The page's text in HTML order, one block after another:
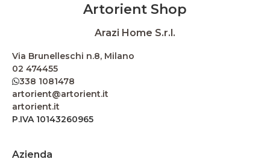
Artorient Shop
Arazi Home S.r.l.
Via Brunelleschi n.8, Milano
02 474455
338 1081478
artorient@artorient.it
artorient.it
P.IVA 10143260965
Azienda